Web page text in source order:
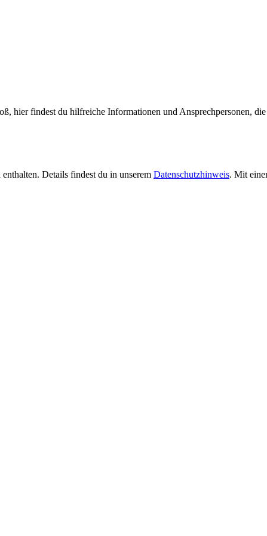
hier findest du hilfreiche Informationen und Ansprechpersonen,
Details findest du in unserem Datenschutzhinweis. Mit